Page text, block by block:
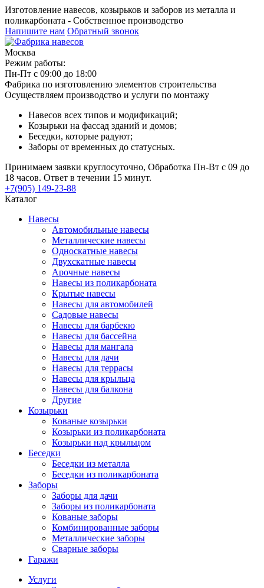
Изготовление навесов, козырьков и заборов из металла и
поликарбоната - Собственное производство
Напишите нам Обратный звонок
Москва
Режим работы:
Пн-Пт с 09:00 до 18:00
Фабрика по изготовлению элементов строительства
Осуществляем производство и услуги по монтажу
Навесов всех типов и модификаций;
Козырьки на фассад зданий и домов;
Беседки, которые радуют;
Заборы от временных до статусных.
Принимаем заявки круглосуточно, Обработка Пн-Вт с 09 до
18 часов. Ответ в течении 15 минут.
+7(905) 149-23-88
Каталог
Навесы
Автомобильные навесы
Металлические навесы
Односкатные навесы
Двухскатные навесы
Арочные навесы
Навесы из поликарбоната
Крытые навесы
Навесы для автомобилей
Садовые навесы
Навесы для барбекю
Навесы для бассейна
Навесы для мангала
Навесы для дачи
Навесы для террасы
Навесы для крыльца
Навесы для балкона
Другие
Козырьки
Кованые козырьки
Козырьки из поликарбоната
Козырьки над крыльцом
Беседки
Беседки из металла
Беседки из поликарбоната
Заборы
Заборы для дачи
Заборы из поликарбоната
Кованые заборы
Комбинированные заборы
Металлические заборы
Сварные заборы
Гаражи
Услуги